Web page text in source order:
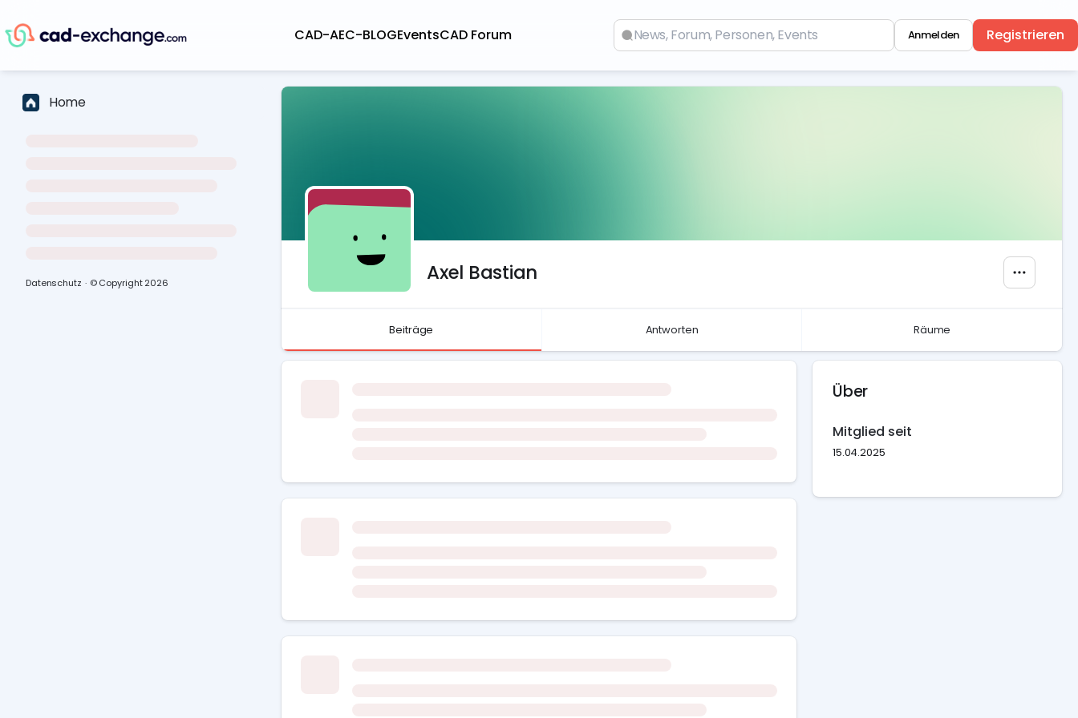
CAD-AEC-BLOGEventsCAD Forum Registrieren
Anmelden
Home
Datenschutz · © Copyright2026 Axel Bastian
Beiträge Antworten Räume
Über
Mitglied seit
15.04.2025